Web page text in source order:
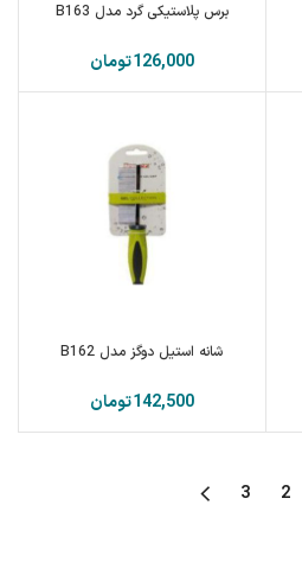
برس پلاستیکی گرد مدل B163
تومان
شانه استیل دوگز مدل B162
تومان
2
3